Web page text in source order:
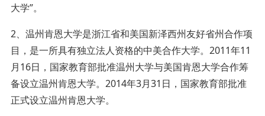
大学”。
2、温州肯恩大学是浙江省和美国新泽西州友好省州合作项
目，是一所具有独立法人资格的中美合作大学。2011年11
月16日，国家教育部批准温州大学与美国肯恩大学合作筹
备设立温州肯恩大学。2014年3月31日，国家教育部批准
正式设立温州肯恩大学。